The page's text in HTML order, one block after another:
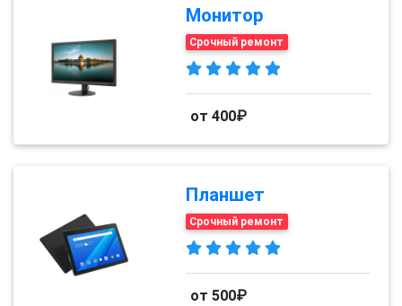
Монитор
Срочный ремонт
от 400₽
Планшет
Срочный ремонт
от 500₽